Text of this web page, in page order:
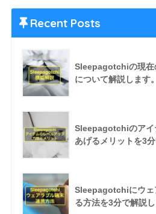
Recent Posts
Sleepagotchiの現在
について解説します。
Sleepagotchiのアイ
あげるメリットを3
Sleepagotchiにウェ
る方法を3分で解説